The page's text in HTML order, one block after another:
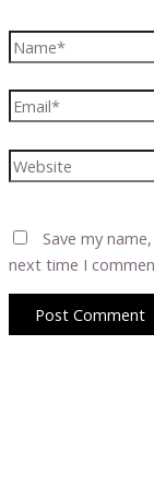
Name*
Email*
Website
Save my
next time I